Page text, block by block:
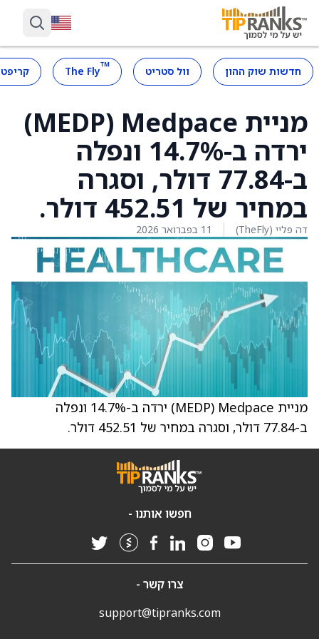
חדשות שוק ההון וול סטריט ™
The Fly
מניית Medpace ‏(MEDP)
ירדה ב-14.7% ונפלה
ב-77.84 דולר, וסגרה
במחיר של 452.51 דולר.
דה פליי (TheFly) 11 בפברואר 2026
מניית Medpace ‏(MEDP) ירדה ב-14.7% ונפלה
ב-77.84 דולר, וסגרה במחיר של 452.51 דולר.
חפשו אותנו -
צרו קשר -
support@tipranks.com